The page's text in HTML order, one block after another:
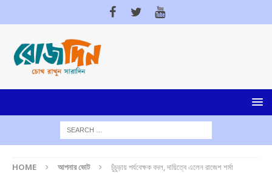
HOME আপনার ভোট চুঁচুড়ায় পর্যবেক্ষক বদল, দায়িত্বে এলেন রাজেশ শর্মা